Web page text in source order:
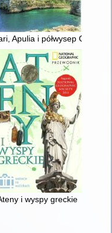
Apulia i półwysep Gargano
i ciekawostek
i wyspy greckie